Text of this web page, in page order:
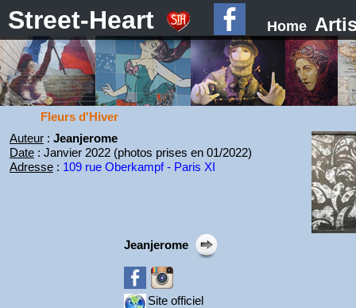
Street-Heart Home
Fleurs d'Hiver
Auteur: Jeanjerome
Date: Janvier 2022 (photos prises en 01/2022)
Adresse: 109 rue Oberkampf - Paris XI
Jeanjerome
Site officiel